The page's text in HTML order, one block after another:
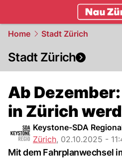
Home Stadt Zürich
Stadt Zürich
Ab
in Zürich
Keystone-SDA
Zürich, 02.10.2025 -
Mit dem Fahrplanwechsel